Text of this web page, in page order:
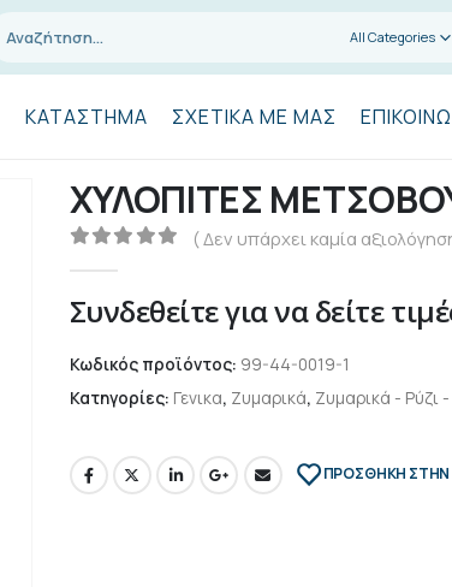
All Categories
ΚΑΤΆΣΤΗΜΑ ΣΧΕΤΙΚΆ ΜΕ ΜΑΣ
ΧΥΛΟΠΙΤΕΣ
( Δεν υπάρχει καμία
Συνδεθείτε για να δείτε
Κωδικός προϊόντος: 99-44-0019-1
Κατηγορίες: Γενικα, Ζυμαρικά, Ζυμαρικά - Ρύζι
ΠΡΌΣΘΉΚΗ ΣΤΗΝ